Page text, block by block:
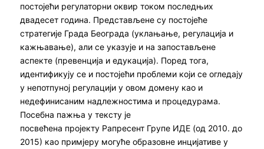
постојећи регулаторни оквир током последњих
двадесет година. Представљене су постојеће
стратегије Града Београда (уклањање, регулација и
кажњавање), али се указује и на запостављене
аспекте (превенција и едукација). Поред тога,
идентификују се и постојећи проблеми који се огледају
у непотпуној регулацији у овом домену као и
недефинисаним надлежностима и процедурама.
Посебна пажња у тексту је
посвећена пројекту Рапресент Групе ИДЕ (од 2010. до
2015) као примјеру могуће образовне инцијативе у